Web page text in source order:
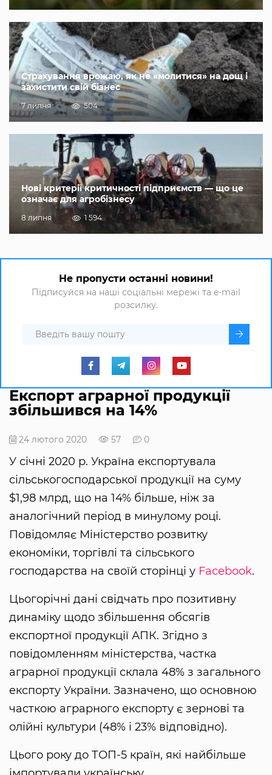
Страхування врожаю, як не «молитися» на дощ і
захистити свій бізнес
7 липня 504
Нові критерії критичності підприємств — що це
означає для агробізнесу
8 липня 1 594
Не пропусти останні новини!
Підписуйся на наші соціальні мережі та e-mail
розсилку.
Експорт аграрної продукції
збільшився на 14%
24 лютого 2020 57 0
У січні 2020 р. Україна експортувала
сільськогосподарської продукції на суму
$1,98 млрд, що на 14% більше, ніж за
аналогічний період в минулому році.
Повідомляє Міністерство розвитку
економіки, торгівлі та сільського
господарства на своїй сторінці у Facebook.
Цьогорічні дані свідчать про позитивну
динаміку щодо збільшення обсягів
експортної продукції АПК. Згідно з
повідомленням міністерства, частка
аграрної продукції склала 48% з загального
експорту України. Зазначено, що основною
часткою аграрного експорту є зернові та
олійні культури (48% і 23% відповідно).
Цього року до ТОП-5 країн, які найбільше